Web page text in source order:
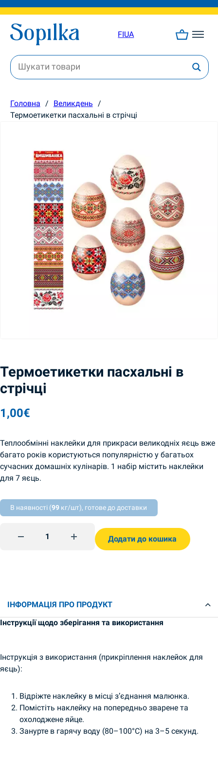
FIUA
Головна / Великдень /
Термоетикетки пасхальні в стрічці
Термоетикетки пасхальні в
стрічці
1,00€
Теплообмінні наклейки для прикраси великодніх яєць вже
багато років користуються популярністю у багатьох
сучасних домашніх кулінарів. 1 набір містить наклейки
для 7 яєць.
В наявності (99 кг/шт), готове до доставки
Термоетикетки пасхальні в стрічці quantity
Додати до кошика
ІНФОРМАЦІЯ ПРО ПРОДУКТ
Інструкції щодо зберігання та використання
Інструкція з використання (прикріплення наклейок для
яєць):
Відріжте наклейку в місці з’єднання малюнка.
Помістіть наклейку на попередньо зварене та
охолоджене яйце.
Занурте в гарячу воду (80–100°C) на 3–5 секунд.